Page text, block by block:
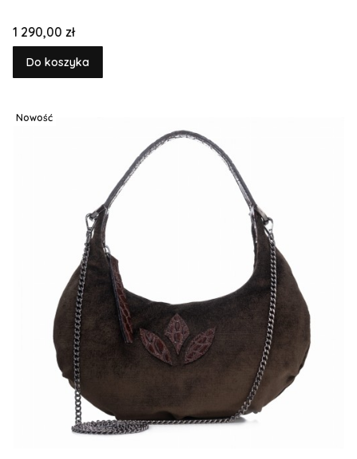
Cena
1 290,00 zł
Do koszyka
Nowość